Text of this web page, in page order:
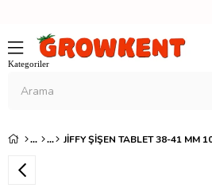
JIFFY ŞIŞEN TABLET 38-41 MM